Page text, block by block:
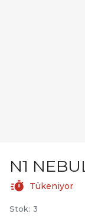
N1
Tükeniyor
Stok: 3